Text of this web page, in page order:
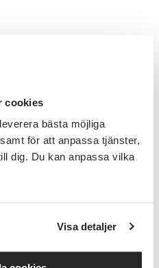
cookies
bästa möjliga
för att anpassa tjänster,
dig. Du kan anpassa vilka
Visa detaljer
databaser. Endast
kyrkböcker och digitalt
första kurstillfället och
den 14 oktober, 6